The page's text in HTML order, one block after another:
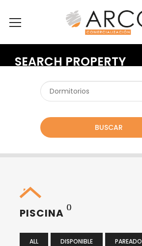
SEARCH PROPERTY
BUSCAR
PISCINA ()
ALL DISPONIBLE PAREADO